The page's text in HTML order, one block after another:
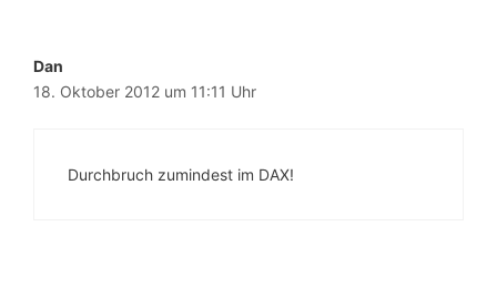
Dan
18. Oktober 2012 um 11:11 Uhr
Durchbruch zumindest im DAX!